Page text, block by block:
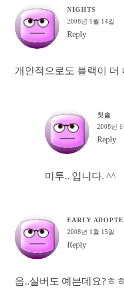
NIGHTS
2008년 1월 14일
Reply
개인적으로도 블랙이 더
칫솔
2008년 1
Reply
미투.. 입니다. ^^
EARLY
2008년 1월 15일
Reply
음..실버도 예븐데요?ㅎ